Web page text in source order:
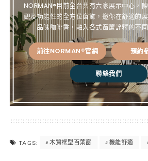
NORMAN®目前全台共有六家展示中心，
觀及功能性的全方位窗飾，邀你在舒適的
品味咖啡香，融入各式窗簾詮釋的不
前往NORMAN®官網 預約
聯絡我們
TAGS: 木質框型百葉窗 機能舒適